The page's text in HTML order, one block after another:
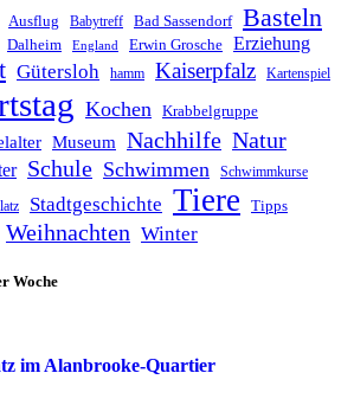
Ausflug Babytreff Bad Sassendorf Basteln
Dalheim England Erwin Grosche Erziehung
Gütersloh hamm Kaiserpfalz Kartenspiel
Kochen Krabbelgruppe
Museum Nachhilfe Natur
Schule Schwimmen Schwimmkurse
Stadtgeschichte Tiere Tipps
Weihnachten Winter
Woche
im Alanbrooke-Quartier